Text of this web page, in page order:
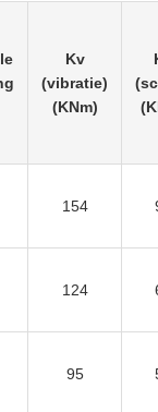
Kv
(vibratie)
(KNm)
154
124
95